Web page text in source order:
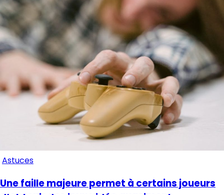
Astuces
Une faille majeure permet à certains joueurs